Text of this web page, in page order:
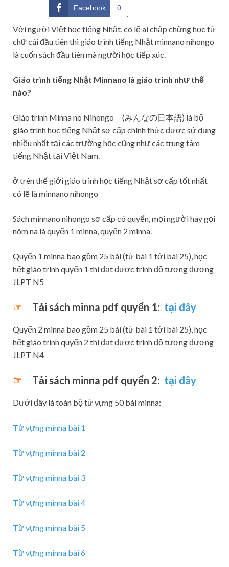
Facebook 0
Với người Việt học tiếng Nhật, có lẽ ai chập chững học từ
chữ cái đầu tiên thì giáo trình tiếng Nhật minnano nihongo
là cuốn sách đầu tiên mà người học tiếp xúc.
Giáo trình tiếng Nhật Minnano là giáo trình như thế
nào?
Giáo trình Minna no Nihongo (みんなの日本語) là bộ
giáo trình học tiếng Nhật sơ cấp chính thức được sử dụng
nhiều nhất tại các trường học cũng như các trung tâm
tiếng Nhật tại Việt Nam.
ở trên thế giới giáo trình học tiếng Nhật sơ cấp tốt nhất
có lẽ là minnano nihongo
Sách minnano nihongo sơ cấp có quyển, mọi người hay gọi
nôm na là quyển 1 minna, quyển 2 minna.
Quyển 1 minna bao gồm 25 bài (từ bài 1 tới bài 25), học
hết giáo trình quyển 1 thì đạt được trình độ tương đương
JLPT N5
☞ Tải sách minna pdf quyển 1: tại đây
Quyển 2 minna bao gồm 25 bài (từ bài 1 tới bài 25), học
hết giáo trình quyển 2 thì đạt được trình độ tương đương
JLPT N4
☞ Tải sách minna pdf quyển 2: tại đây
Dưới đây là toàn bộ từ vựng 50 bài minna:
Từ vựng minna bài 1
Từ vựng minna bài 2
Từ vựng minna bài 3
Từ vựng minna bài 4
Từ vựng minna bài 5
Từ vựng minna bài 6